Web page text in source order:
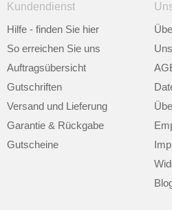
Kundendienst
Hilfe - finden Sie hier
So erreichen Sie uns
Auftragsübersicht
Gutschriften
Versand und Lieferung
Garantie & Rückgabe
Gutscheine